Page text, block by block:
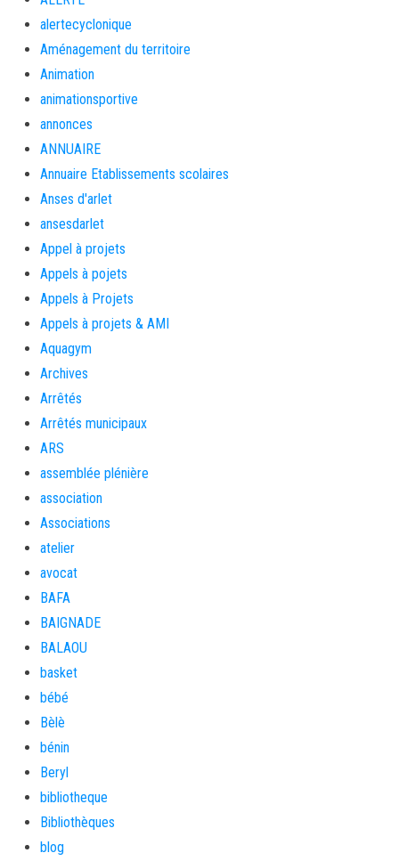
alertecyclonique
Aménagement du territoire
Animation
animationsportive
annonces
ANNUAIRE
Annuaire Etablissements scolaires
Anses d'arlet
ansesdarlet
Appel à projets
Appels à pojets
Appels à Projets
Appels à projets & AMI
Aquagym
Archives
Arrêtés
Arrêtés municipaux
ARS
assemblée plénière
association
Associations
atelier
avocat
BAFA
BAIGNADE
BALAOU
basket
bébé
Bèlè
bénin
Beryl
bibliotheque
Bibliothèques
blog